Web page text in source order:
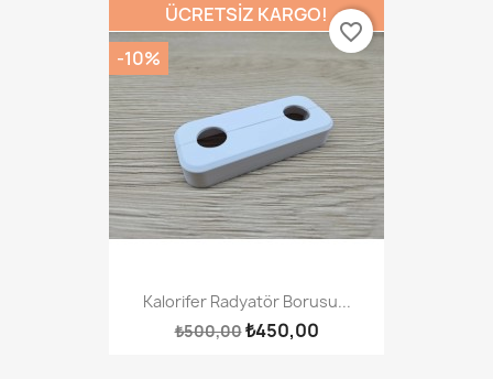
Kalorifer Radyatör Borusu...
₺500,00₺450,00
ÜCRETSIZ KARGO!
-10%
favorite_border